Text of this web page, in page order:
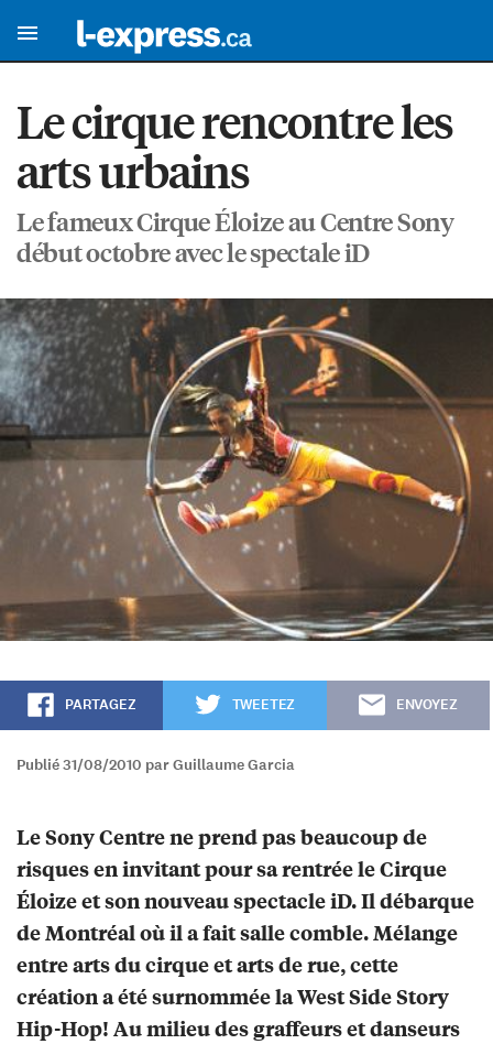
Le cirque rencontre les
arts urbains
Le fameux Cirque Éloize au Centre Sony
début octobre avec le spectale iD
PARTAGEZ TWEETEZ ENVOYEZ
Publié 31/08/2010 par Guillaume Garcia
Le Sony Centre ne prend pas beaucoup de
risques en invitant pour sa rentrée le Cirque
Éloize et son nouveau spectacle iD. Il débarque
de Montréal où il a fait salle comble. Mélange
entre arts du cirque et arts de rue, cette
création a été surnommée la West Side Story
Hip-Hop! Au milieu des graffeurs et danseurs